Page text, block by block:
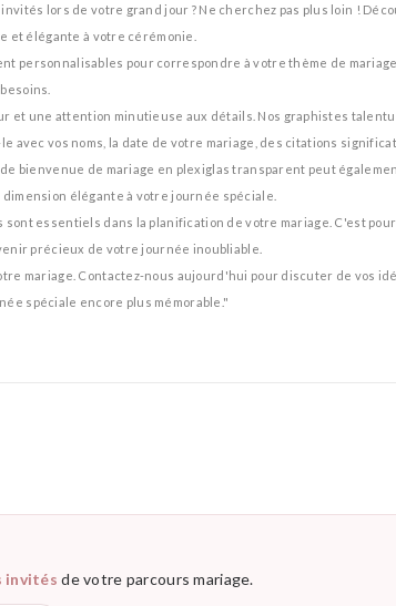
lors de votre grand jour ? Ne cherchez pas plus loin !
et élégante à votre cérémonie.
personnalisables pour correspondre à votre thème de
et une attention minutieuse aux détails. Nos graphistes
avec vos noms, la date de votre mariage, des citations
bienvenue de mariage en plexiglas transparent peut
élégante à votre journée spéciale.
essentiels dans la planification de votre mariage. C'est
précieux de votre journée inoubliable.
mariage. Contactez-nous aujourd'hui pour discuter de vos
spéciale encore plus mémorable."
invités de votre parcours mariage.